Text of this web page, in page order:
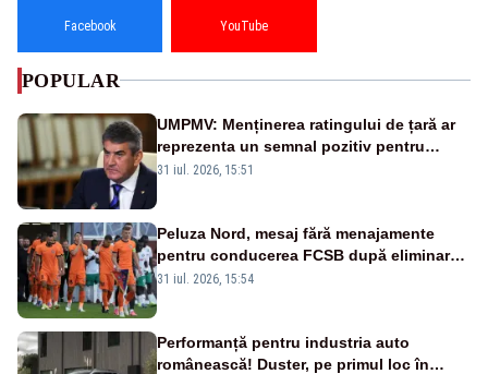
Facebook YouTube
POPULAR
UMPMV: Menținerea ratingului de țară ar
reprezenta un semnal pozitiv pentru
România. Autoritățile trebuie să continue
31 iul. 2026, 15:51
Peluza Nord, mesaj fără menajamente
pentru conducerea FCSB după eliminarea
rușinoasă din Conference League
31 iul. 2026, 15:54
Performanță pentru industria auto
românească! Duster, pe primul loc în